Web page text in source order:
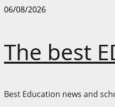
Skip
06/08/2026
The best
Best Education news and